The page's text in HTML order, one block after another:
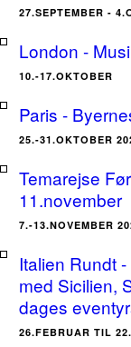
27.SEPTEMBER -
London -
10.-17.OKTOBER
Paris -
25.-31.OKTOBER
Temarejse
11.november
7.-13.NOVEMBER
Italien Rundt
med Sicilien,
dages
26.FEBRUAR TIL